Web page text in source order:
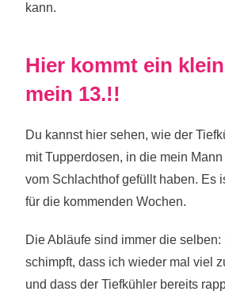
kann.
Hier kommt ein
mein 13.!!
Du kannst hier sehen, wie der
mit Tupperdosen, in die mein
vom Schlachthof gefüllt haben. Es
für die kommenden Wochen.
Die Abläufe sind immer die selben:
schimpft, dass ich wieder mal viel
und dass der Tiefkühler bereits